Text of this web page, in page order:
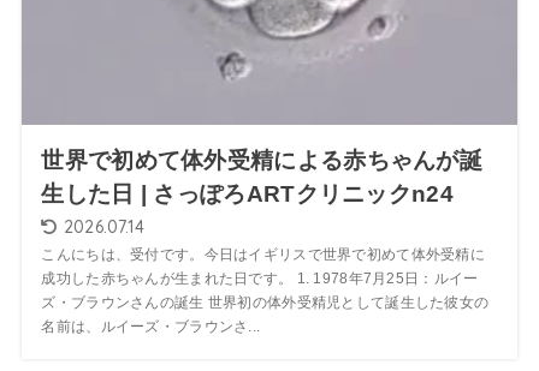
世界で初めて体外受精による赤ちゃんが誕
生した日 | さっぽろARTクリニックn24
2026.07.14
こんにちは、受付です。今日はイギリスで世界で初めて体外受精に
成功した赤ちゃんが生まれた日です。 1. 1978年7月25日：ルイー
ズ・ブラウンさんの誕生 世界初の体外受精児として誕生した彼女の
名前は、ルイーズ・ブラウンさ...